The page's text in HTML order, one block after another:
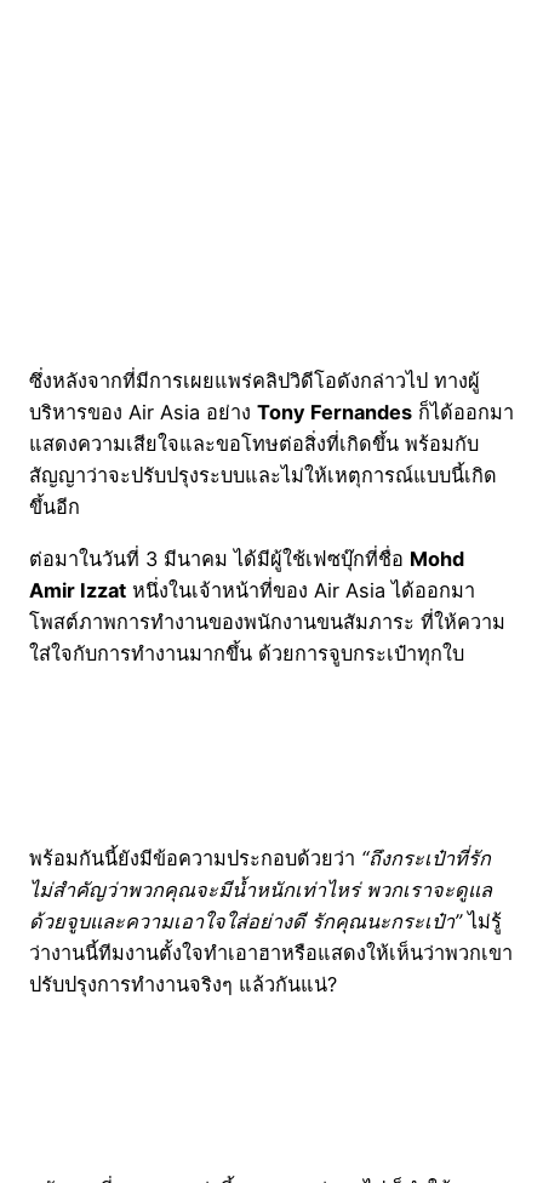
ซึ่งหลังจากที่มีการเผยแพร่คลิปวิดีโอดังกล่าวไป ทางผู้
บริหารของ Air Asia อย่าง Tony Fernandes ก็ได้ออกมา
แสดงความเสียใจและขอโทษต่อสิ่งที่เกิดขึ้น พร้อมกับ
สัญญาว่าจะปรับปรุงระบบและไม่ให้เหตุการณ์แบบนี้เกิด
ขึ้นอีก
ต่อมาในวันที่ 3 มีนาคม ได้มีผู้ใช้เฟซบุ๊กที่ชื่อ Mohd
Amir Izzat หนึ่งในเจ้าหน้าที่ของ Air Asia ได้ออกมา
โพสต์ภาพการทำงานของพนักงานขนสัมภาระ ที่ให้ความ
ใส่ใจกับการทำงานมากขึ้น ด้วยการจูบกระเป๋าทุกใบ
พร้อมกันนี้ยังมีข้อความประกอบด้วยว่า “ถึงกระเป๋าที่รัก
ไม่สำคัญว่าพวกคุณจะมีน้ำหนักเท่าไหร่ พวกเราจะดูแล
ด้วยจูบและความเอาใจใส่อย่างดี รักคุณนะกระเป๋า”ไม่รู้
ว่างานนี้ทีมงานตั้งใจทำเอาฮาหรือแสดงให้เห็นว่าพวกเขา
ปรับปรุงการทำงานจริงๆ แล้วกันแน่?